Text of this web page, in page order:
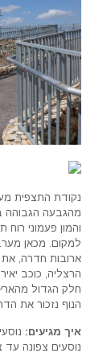
נקודת התצפית
מהגבעה הגבוהה
והמון פעמוני
למקום. מכאן
ארובות חדרה, את
הרצליה, כוכב
חלק הגדול
הנוף נזכור את
איך מגיעים:
נוסעים צפונה עד